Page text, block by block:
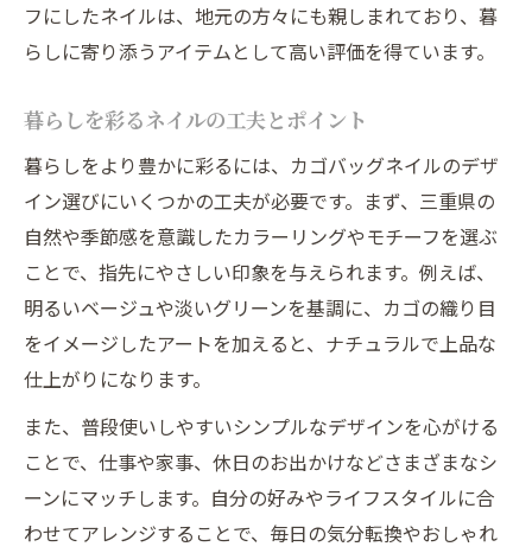
フにしたネイルは、地元の方々にも親しまれており、暮
らしに寄り添うアイテムとして高い評価を得ています。
暮らしを彩るネイルの工夫とポイント
暮らしをより豊かに彩るには、カゴバッグネイルのデザ
イン選びにいくつかの工夫が必要です。まず、三重県の
自然や季節感を意識したカラーリングやモチーフを選ぶ
ことで、指先にやさしい印象を与えられます。例えば、
明るいベージュや淡いグリーンを基調に、カゴの織り目
をイメージしたアートを加えると、ナチュラルで上品な
仕上がりになります。
また、普段使いしやすいシンプルなデザインを心がける
ことで、仕事や家事、休日のお出かけなどさまざまなシ
ーンにマッチします。自分の好みやライフスタイルに合
わせてアレンジすることで、毎日の気分転換やおしゃれ